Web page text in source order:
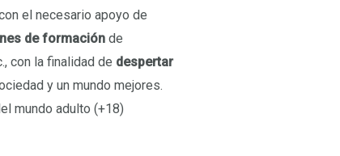
el necesario apoyo de
deformaciónde
con la finalidad de despertar
y un mundo mejores.
mundo adulto (+18)